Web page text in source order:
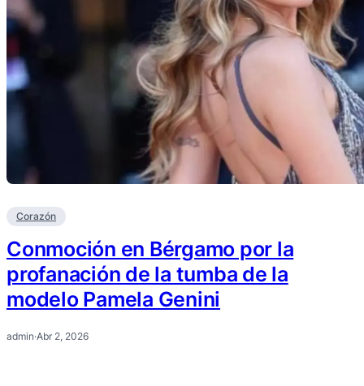
Corazón
Conmoción en Bérgamo por la
profanación de la tumba de la
modelo Pamela Genini
admin·Abr 2, 2026